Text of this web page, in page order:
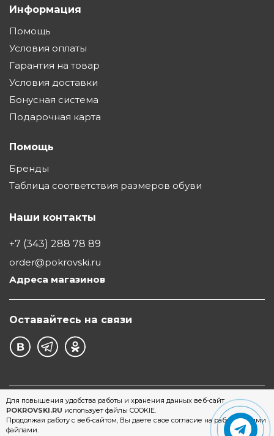
Для повышения удобства работы и хранения данных веб-сайт
POKROVSKI.RU использует файлы COOKIE.
Продолжая работу с веб-сайтом, Вы даете свое согласие на работу с этими
файлами.
Информация
Помощь
Условия оплаты
Гарантия на товар
Условия доставки
Бонусная система
Подарочная карта
Помощь
Бренды
Таблица соответствия размеров обуви
Наши контакты
+7 (343) 288 78 89
order@pokrovski.ru
Адреса магазинов
Оставайтесь на связи
©1997 - 2026 Обувной Дом "Покровский" - сеть
магазинов обуви в Екатеринбурге